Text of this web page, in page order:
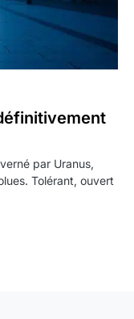
par Uranus,
Tolérant, ouvert